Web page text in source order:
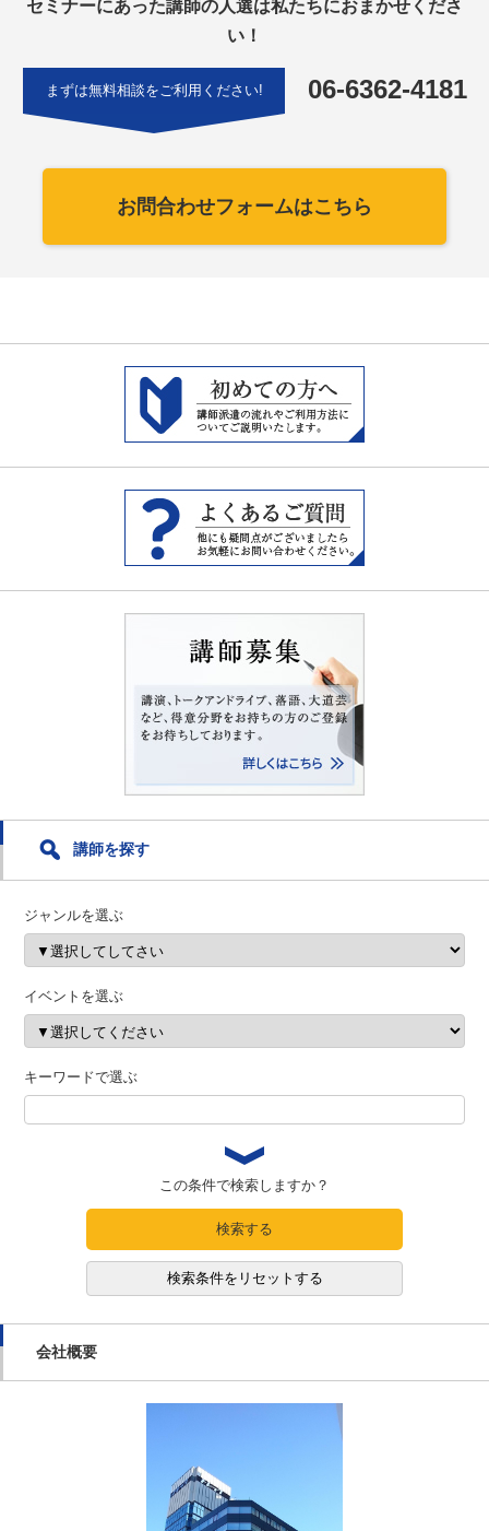
セミナーにあった講師の人選は私たちにおまかせくださ
い！
まずは無料相談をご利用ください! 06-6362-4181
お問合わせフォームはこちら
講師を探す
ジャンルを選ぶ
イベントを選ぶ
キーワードで選ぶ
この条件で検索しますか？
検索する
検索条件をリセットする
会社概要